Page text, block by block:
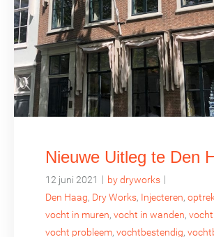
Nieuwe Uitleg te Den
12 juni 2021 | by dryworks |
Den Haag, Dry Works, Injecteren,
vocht in muren, vocht in wanden,
vocht probleem, vochtbestendig,